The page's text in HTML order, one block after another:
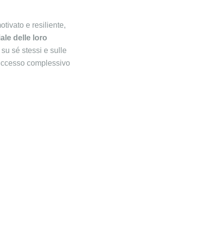
e resiliente,
delle loro
sé stessi e sulle
complessivo